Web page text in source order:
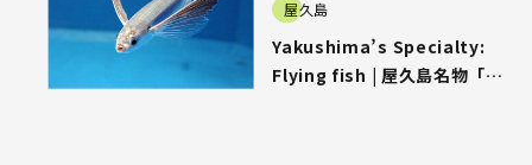
屋久島
Yakushima’s Specialty:
Flying fish | 屋久島名物「ト